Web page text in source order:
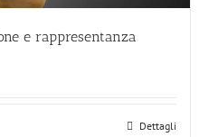
e rappresentanza
Dettagli